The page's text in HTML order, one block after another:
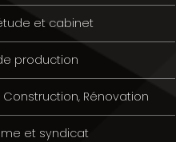
et cabinet
production
Rénovation
et syndicat